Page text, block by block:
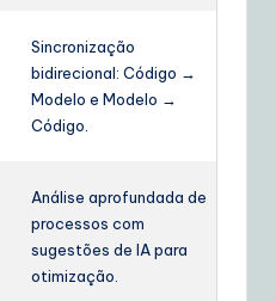
Sincronização
bidirecional: Código →
Modelo e Modelo →
Código.
Análise aprofundada de
processos com
sugestões de IA para
otimização.